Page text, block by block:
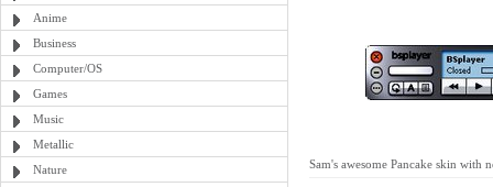
Anime
Business
Computer/OS
Games
Music
Metallic
Nature
Sam's awesome Pancake skin with